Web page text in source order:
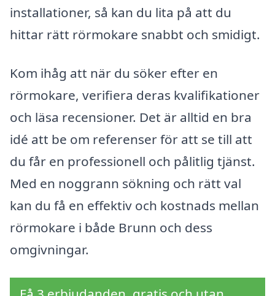
installationer, så kan du lita på att du
hittar rätt rörmokare snabbt och smidigt.
Kom ihåg att när du söker efter en
rörmokare, verifiera deras kvalifikationer
och läsa recensioner. Det är alltid en bra
idé att be om referenser för att se till att
du får en professionell och pålitlig tjänst.
Med en noggrann sökning och rätt val
kan du få en effektiv och kostnads mellan
rörmokare i både Brunn och dess
omgivningar.